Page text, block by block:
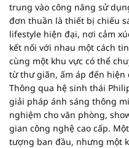
trung vào công năng sử
đơn thuần là thiết bị chiếu
lifestyle hiện đại, nơi cảm
kết nối với nhau một cách
cùng một khu vực có thể
từ thư giãn, ấm áp đến hiện
Thông qua hệ sinh thái
giải pháp ánh sáng thông
nghiệm cho văn phòng,
gian công nghệ cao cấp.
tượng ban đầu, nhưng một